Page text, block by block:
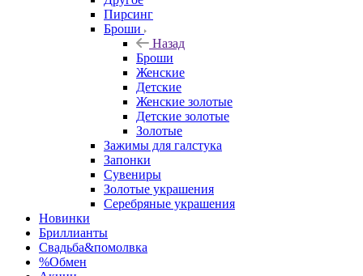
Пирсинг
Броши
Назад
Броши
Женские
Детские
Женские золотые
Детские золотые
Золотые
Зажимы для галстука
Запонки
Сувениры
Золотые украшения
Серебряные украшения
Новинки
Бриллианты
Свадьба&помолвка
%Обмен